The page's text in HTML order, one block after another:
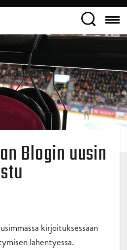
Blogin uusin
kirjoituksessaan
lähentyessä.